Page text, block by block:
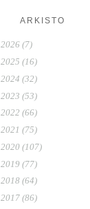
ARKISTO
2026(7)
2025(16)
2024(32)
2023(53)
2022(66)
2021(75)
2020(107)
2019(77)
2018(64)
2017(86)